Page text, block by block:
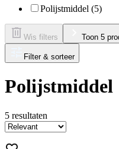
Polijstmiddel (5)
Wis filters Toon 5
Filter & sorteer
Polijstmiddel
5 resultaten